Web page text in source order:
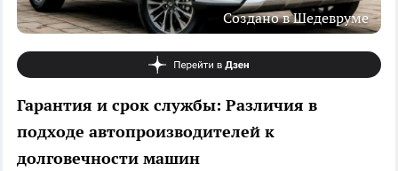
Создано в Шедевруме
Гарантия и срок службы: Различия в
подходе автопроизводителей к
долговечности машин